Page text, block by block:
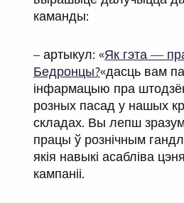
каманды:
– артыкул: «Як гэта —
Бедронцы?«дасць вам
інфармацыю пра
розных пасад у нашых
складах. Вы лепш
працы ў рознічным
якія навыкі асабліва
кампаніі.